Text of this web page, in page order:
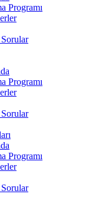
Programı
Sorular
Programı
Sorular
Programı
Sorular